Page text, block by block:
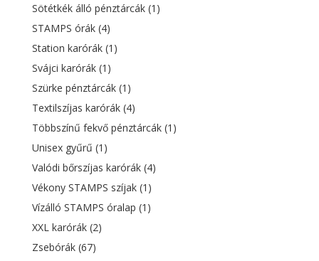
Sötétkék álló pénztárcák (1)
STAMPS órák (4)
Station karórák (1)
Svájci karórák (1)
Szürke pénztárcák (1)
Textilszíjas karórák (4)
Többszínű fekvő pénztárcák (1)
Unisex gyűrű (1)
Valódi bőrszíjas karórák (4)
Vékony STAMPS szíjak (1)
Vízálló STAMPS óralap (1)
XXL karórák (2)
Zsebórák (67)